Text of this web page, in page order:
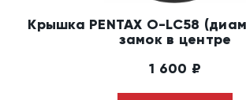
Крышка PENTAX O-LC58
замок в центре
1 600 ₽